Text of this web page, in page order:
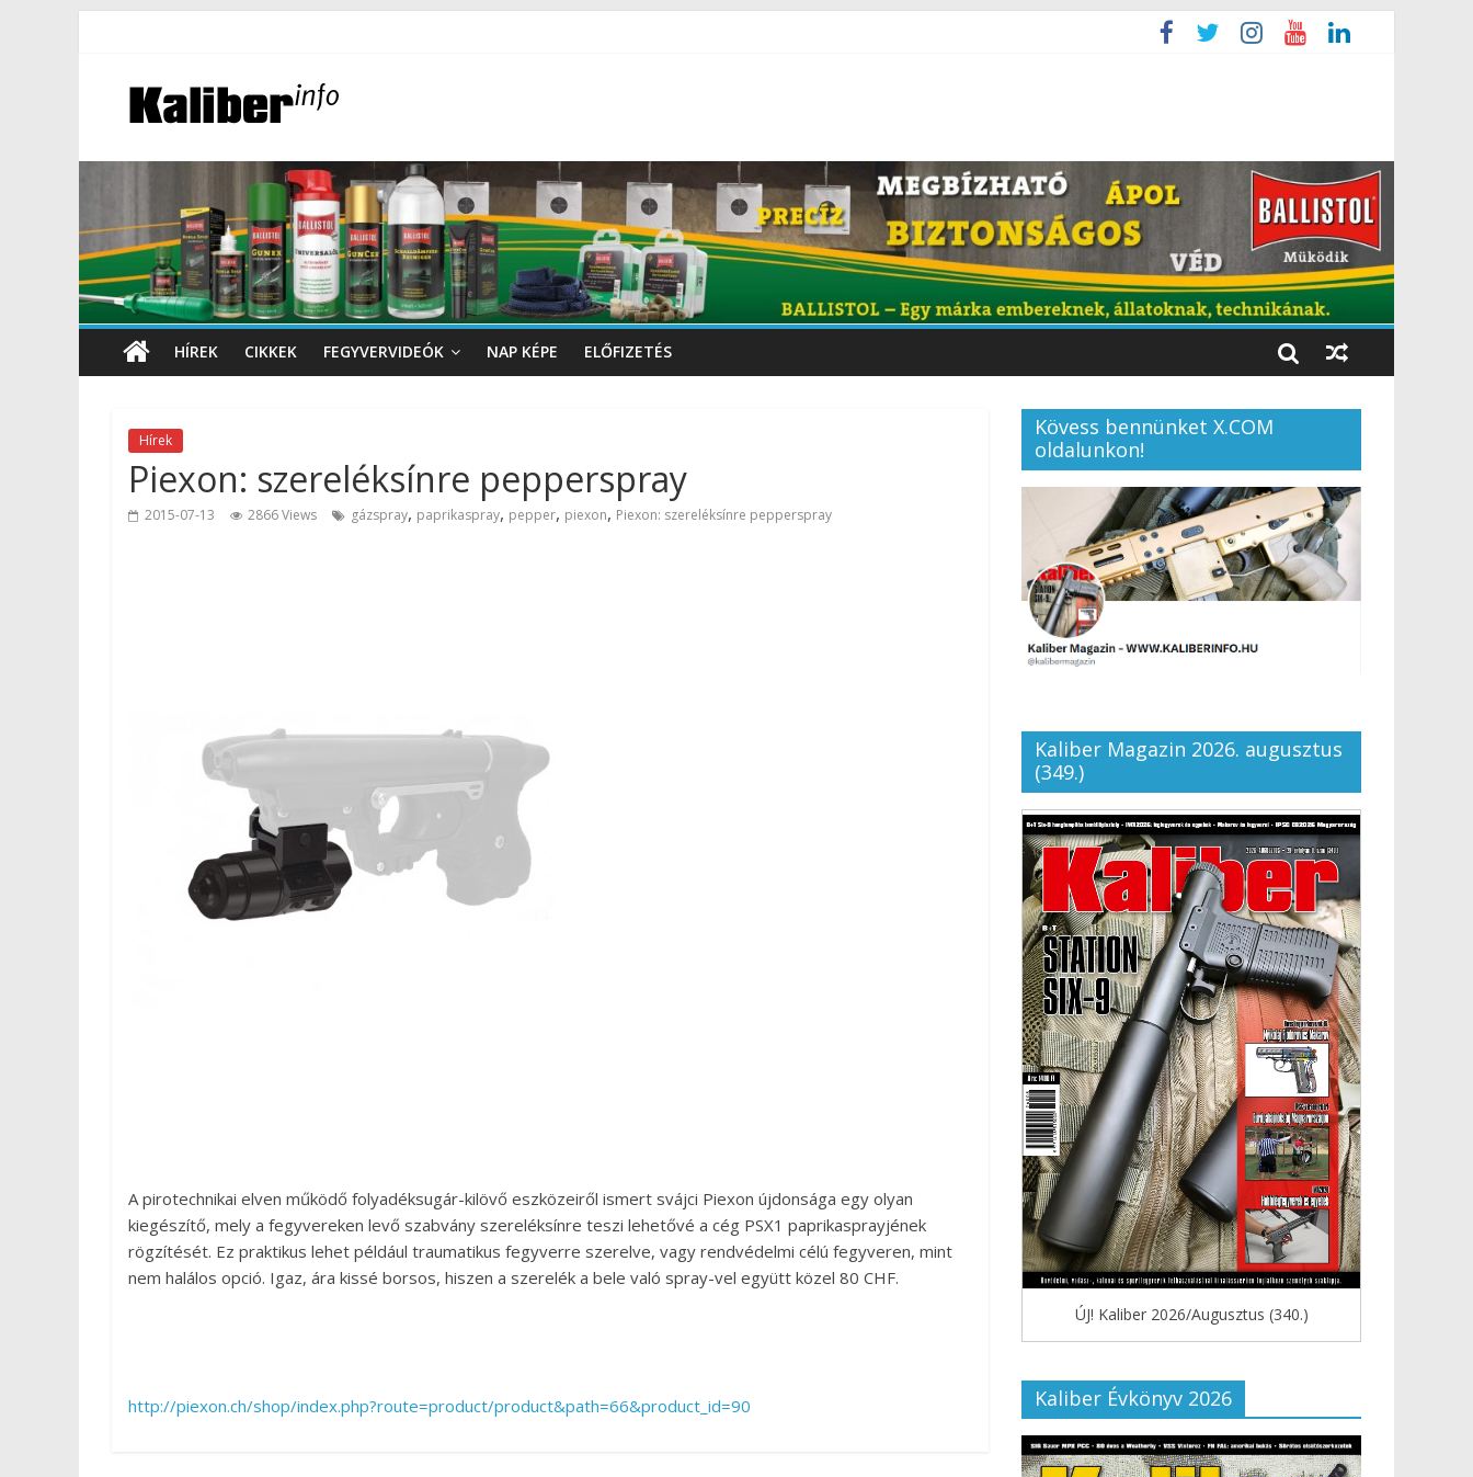
HÍREK CIKKEK FEGYVERVIDEÓK NAP KÉPE ELŐFIZETÉS
Hírek
Piexon: szereléksínre pepperspray
2015-07-13 2866 Views gázspray, paprikaspray, pepper, piexon, Piexon: szereléksínre pepperspray
A pirotechnikai elven működő folyadéksugár-kilövő eszközeiről ismert svájci Piexon újdonsága egy olyan
kiegészítő, mely a fegyvereken levő szabvány szereléksínre teszi lehetővé a cég PSX1 paprikasprayjének
rögzítését. Ez praktikus lehet például traumatikus fegyverre szerelve, vagy rendvédelmi célú fegyveren, mint
nem halálos opció. Igaz, ára kissé borsos, hiszen a szerelék a bele való spray-vel együtt közel 80 CHF.
http://piexon.ch/shop/index.php?route=product/product&path=66&product_id=90
Kövess bennünket X.COM
oldalunkon!
Kaliber Magazin 2026. augusztus
(349.)
ÚJ! Kaliber 2026/Augusztus (340.)
Kaliber Évkönyv 2026